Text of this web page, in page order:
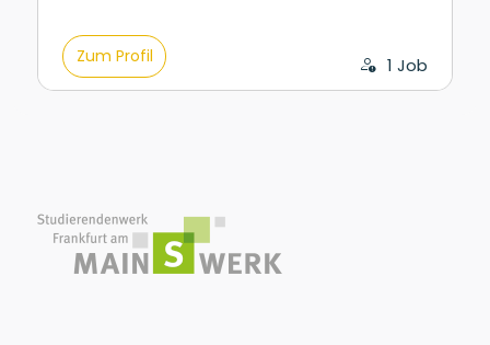
Zum Profil 1 Job